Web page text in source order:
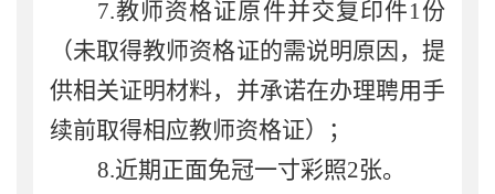
7.教师资格证原件并交复印件1份
（未取得教师资格证的需说明原因， 提
供相关证明材料，并承诺在办理聘用手
续前取得相应教师资格证）
；
8.近期正面免冠一寸彩照2张。